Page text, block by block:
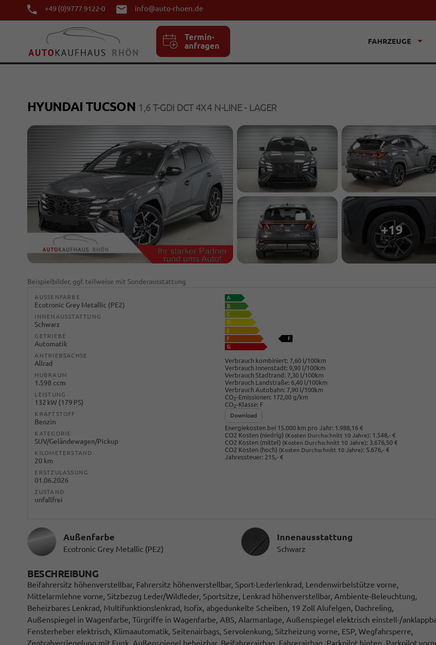
+49 (0)9777 9122-0 info@auto-rhoen.de
Termin-
anfragen
FAHRZEUGE
HYUNDAI TUCSON 1,6 T-GDI DCT 4X4 N-LINE - LAGER
+19
Beispielbilder, ggf. teilweise mit Sonderausstattung
AUSSENFARBE
Ecotronic Grey Metallic (PE2)
INNENAUSSTATTUNG
Schwarz
GETRIEBE
Automatik
ANTRIEBSACHSE
Allrad
HUBRAUM
1.598 ccm
LEISTUNG
132 kW (179 PS)
KRAFTSTOFF
Benzin
KATEGORIE
SUV/Geländewagen/Pickup
KILOMETERSTAND
20 km
ERSTZULASSUNG
01.06.2026
ZUSTAND
unfallfrei
Verbrauch kombiniert: 7,60 l/100km
Verbrauch Innenstadt: 9,90 l/100km
Verbrauch Stadtrand: 7,30 l/100km
Verbrauch Landstraße: 6,40 l/100km
Verbrauch Autobahn: 7,90 l/100km
CO2-Emissionen: 172,00 g/km
CO2-Klasse: F
Download
Energiekosten bei 15.000 km pro Jahr: 1.988,16 €
CO2 Kosten (niedrig) (Kosten Durchschnitt 10 Jahre): 1.548,- €
CO2 Kosten (mittel) (Kosten Durchschnitt 10 Jahre): 3.676,50 €
CO2 Kosten (hoch) (Kosten Durchschnitt 10 Jahre): 5.676,- €
Jahressteuer: 215,- €
Außenfarbe
Ecotronic Grey Metallic (PE2)
InnenausstattungInnenausstattung
Schwarz
BESCHREIBUNG
Beifahrersitz höhenverstellbar, Fahrersitz höhenverstellbar, Sport-Lederlenkrad, Lendenwirbelstütze vorne,
Mittelarmlehne vorne, Sitzbezug Leder/Wildleder, Sportsitze, Lenkrad höhenverstellbar, Ambiente-Beleuchtung,
Beheizbares Lenkrad, Multifunktionslenkrad, Isofix, abgedunkelte Scheiben, 19 Zoll Alufelgen, Dachreling,
Außenspiegel in Wagenfarbe, Türgriffe in Wagenfarbe, ABS, Alarmanlage, Außenspiegel elektrisch einstell-/
Fensterheber elektrisch, Klimaautomatik, Seitenairbags, Servolenkung, Sitzheizung vorne, ESP, Wegfahrsperre,
Zentralverriegelung mit Funk, Außenspiegel beheizbar, Beifahrerairbag, Fahrerairbag, Parkpilot hinten, Parkpilot